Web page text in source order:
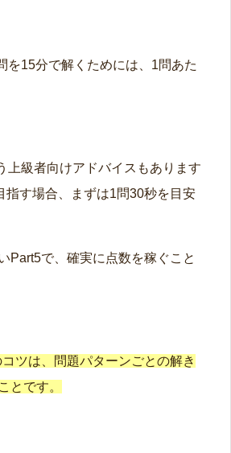
を15分で解くためには、1問あた
上級者向けアドバイスもあります
指す場合、まずは1問30秒を目安
Part5で、確実に点数を稼ぐこと
ツは、問題パターンごとの解き
とです。